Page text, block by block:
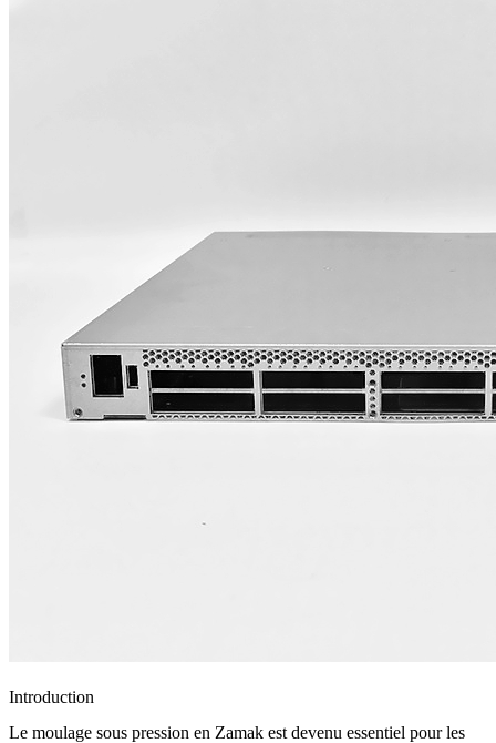
Introduction
Le moulage sous pression en Zamak est devenu essentiel pour les